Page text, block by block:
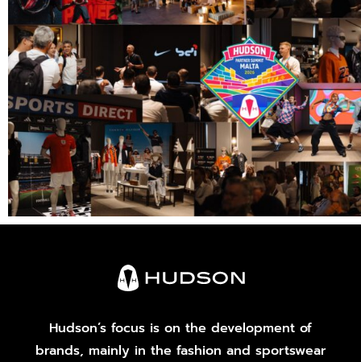
Hudson’s focus is on the development of
brands, mainly in the fashion and sportswear